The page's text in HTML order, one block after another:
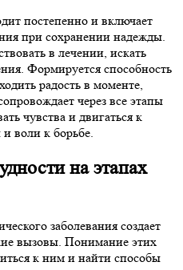
постепенно и включает
при сохранении надежды.
в лечении, искать
Формируется способность
радость в моменте,
через все этапы
чувства и двигаться к
воли к борьбе.
на этапах
заболевания создает
вызовы. Понимание этих
к ним и найти способы